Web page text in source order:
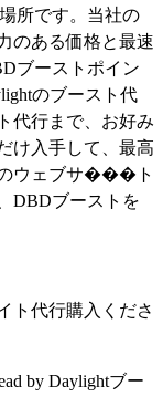
所です。当社の
のある価格と最速
ブーストポイン
のブースト代
代行まで、お好み
け入手して、最高
のウェブサ���ト
DBDブーストを
ト代行購入くださ
by Daylightブー